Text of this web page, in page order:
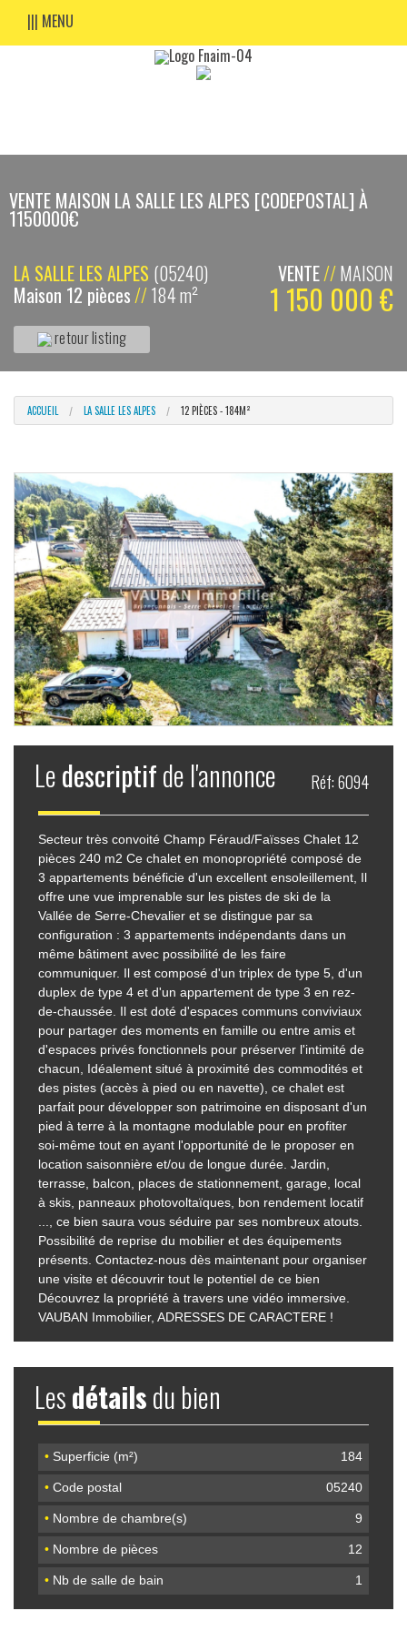
||| MENU
VENTE MAISON LA SALLE LES ALPES [CODEPOSTAL] À
1150000€
LA SALLE LES ALPES (05240) VENTE//MAISON
Maison 12 pièces//184 m² 1 150 000 €
retour listing
ACCUEIL LA SALLE LES ALPES 12 PIÈCES - 184M²
Ledescriptifde l'annonce Réf: 6094
Secteur très convoité Champ Féraud/Faïsses Chalet 12
pièces 240 m2 Ce chalet en monopropriété composé de
3 appartements bénéficie d'un excellent ensoleillement, Il
offre une vue imprenable sur les pistes de ski de la
Vallée de Serre-Chevalier et se distingue par sa
configuration : 3 appartements indépendants dans un
même bâtiment avec possibilité de les faire
communiquer. Il est composé d'un triplex de type 5, d'un
duplex de type 4 et d'un appartement de type 3 en rez-
de-chaussée. Il est doté d'espaces communs conviviaux
pour partager des moments en famille ou entre amis et
d'espaces privés fonctionnels pour préserver l'intimité de
chacun, Idéalement situé à proximité des commodités et
des pistes (accès à pied ou en navette), ce chalet est
parfait pour développer son patrimoine en disposant d'un
pied à terre à la montagne modulable pour en profiter
soi-même tout en ayant l'opportunité de le proposer en
location saisonnière et/ou de longue durée. Jardin,
terrasse, balcon, places de stationnement, garage, local
à skis, panneaux photovoltaïques, bon rendement locatif
..., ce bien saura vous séduire par ses nombreux atouts.
Possibilité de reprise du mobilier et des équipements
présents. Contactez-nous dès maintenant pour organiser
une visite et découvrir tout le potentiel de ce bien
Découvrez la propriété à travers une vidéo immersive.
VAUBAN Immobilier, ADRESSES DE CARACTERE !
Lesdétailsdu bien
• Superficie (m²) 184
• Code postal 05240
• Nombre de chambre(s) 9
• Nombre de pièces 12
• Nb de salle de bain 1